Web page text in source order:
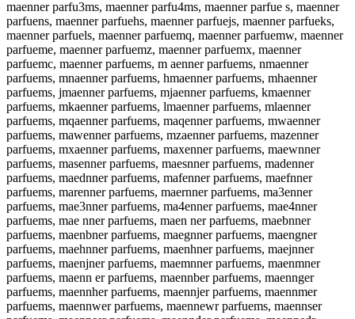
maenner parfu3ms, maenner parfu4ms, maenner parfue s, maenner
parfuens, maenner parfuehs, maenner parfuejs, maenner parfueks,
maenner parfuels, maenner parfuemq, maenner parfuemw, maenner
parfueme, maenner parfuemz, maenner parfuemx, maenner
parfuemc, maenner parfuems, m aenner parfuems, nmaenner
parfuems, mnaenner parfuems, hmaenner parfuems, mhaenner
parfuems, jmaenner parfuems, mjaenner parfuems, kmaenner
parfuems, mkaenner parfuems, lmaenner parfuems, mlaenner
parfuems, mqaenner parfuems, maqenner parfuems, mwaenner
parfuems, mawenner parfuems, mzaenner parfuems, mazenner
parfuems, mxaenner parfuems, maxenner parfuems, maewnner
parfuems, masenner parfuems, maesnner parfuems, madenner
parfuems, maednner parfuems, mafenner parfuems, maefnner
parfuems, marenner parfuems, maernner parfuems, ma3enner
parfuems, mae3nner parfuems, ma4enner parfuems, mae4nner
parfuems, mae nner parfuems, maen ner parfuems, maebnner
parfuems, maenbner parfuems, maegnner parfuems, maengner
parfuems, maehnner parfuems, maenhner parfuems, maejnner
parfuems, maenjner parfuems, maemnner parfuems, maenmner
parfuems, maenn er parfuems, maennber parfuems, maennger
parfuems, maennher parfuems, maennjer parfuems, maennmer
parfuems, maennwer parfuems, maennewr parfuems, maennser